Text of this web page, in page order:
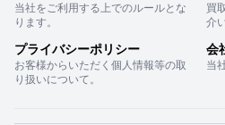
当社をご利用する上でのルールとな
ります。
買
介
プライバシーポリシー
お客様からいただく個人情報等の取
り扱いについて。
会
当